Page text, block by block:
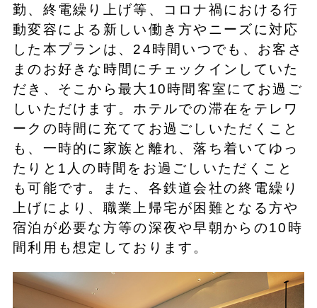
勤、終電繰り上げ等、コロナ禍における行
動変容による新しい働き方やニーズに対応
した本プランは、24時間いつでも、お客さ
まのお好きな時間にチェックインしていた
だき、そこから最大10時間客室にてお過ご
しいただけます。ホテルでの滞在をテレワ
ークの時間に充ててお過ごしいただくこと
も、一時的に家族と離れ、落ち着いてゆっ
たりと1人の時間をお過ごしいただくこと
も可能です。また、各鉄道会社の終電繰り
上げにより、職業上帰宅が困難となる方や
宿泊が必要な方等の深夜や早朝からの10時
間利用も想定しております。